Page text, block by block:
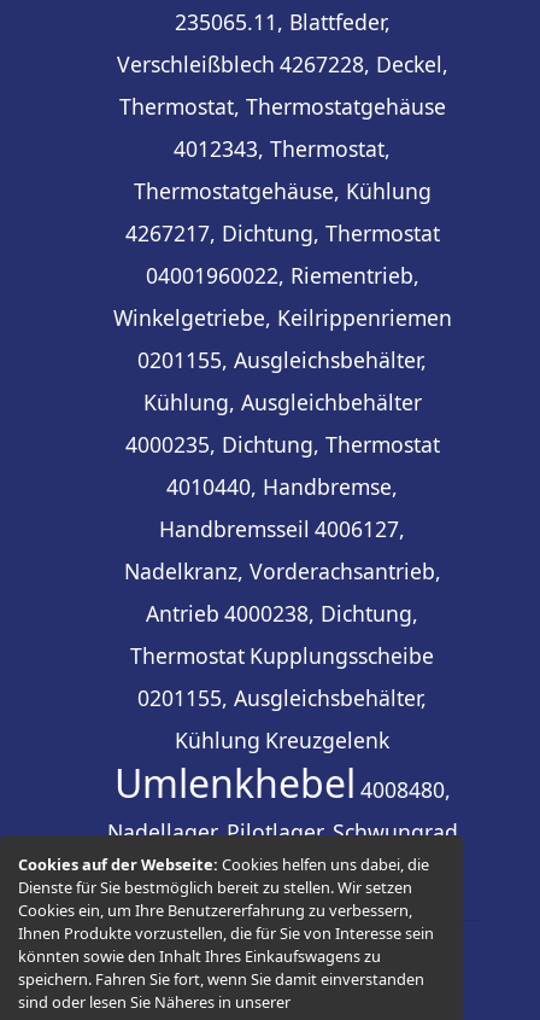
Cookies auf der Webseite:Cookies helfen uns dabei, die
Dienste für Sie bestmöglich bereit zu stellen. Wir setzen
Cookies ein, um Ihre Benutzererfahrung zu verbessern,
Ihnen Produkte vorzustellen, die für Sie von Interesse sein
könnten sowie den Inhalt Ihres Einkaufswagens zu
speichern. Fahren Sie fort, wenn Sie damit einverstanden
sind oder lesen Sie Näheres in unserer
235065.11, Blattfeder,
Verschleißblech 4267228, Deckel,
Thermostat, Thermostatgehäuse
4012343, Thermostat,
Thermostatgehäuse, Kühlung
4267217, Dichtung, Thermostat
04001960022, Riementrieb,
Winkelgetriebe, Keilrippenriemen
0201155, Ausgleichsbehälter,
Kühlung, Ausgleichbehälter
4000235, Dichtung, Thermostat
4010440, Handbremse,
Handbremsseil 4006127,
Nadelkranz, Vorderachsantrieb,
Antrieb 4000238, Dichtung,
Thermostat Kupplungsscheibe
0201155, Ausgleichsbehälter,
Kühlung Kreuzgelenk
Umlenkhebel 4008480,
Nadellager, Pilotlager, Schwungrad
© 2026 - Thüringer Ersatzteilhandel